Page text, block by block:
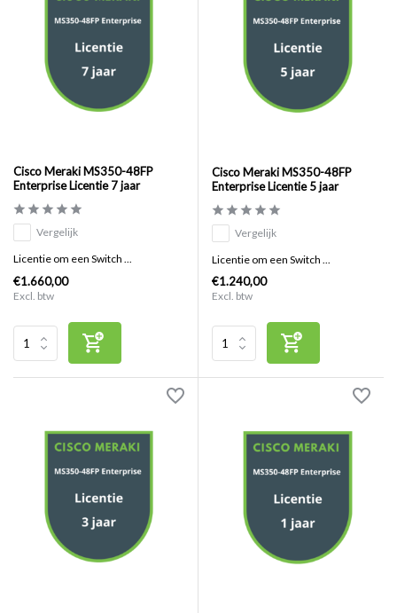
Cisco Meraki MS350-48FP
Enterprise Licentie 7 jaar
Vergelijk
Licentie om een Switch ...
€1.660,00
Excl. btw
Cisco Meraki MS350-48FP
Enterprise Licentie 5 jaar
Vergelijk
Licentie om een Switch ...
€1.240,00
Excl. btw